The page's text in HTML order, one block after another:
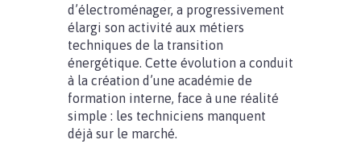
d’électroménager, a progressivement
élargi son activité aux métiers
techniques de la transition
énergétique. Cette évolution a conduit
à la création d’une académie de
formation interne, face à une réalité
simple : les techniciens manquent
déjà sur le marché.